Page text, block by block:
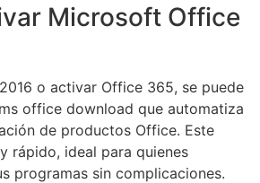
Microsoft Office
o activar Office 365, se puede
office download que automatiza
de productos Office. Este
rápido, ideal para quienes
programas sin complicaciones.